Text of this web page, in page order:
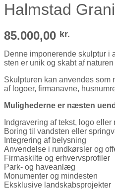
Halmstad
85.000,00 kr.
Denne imponerende skulptur i
sten er unik og skabt af
Skulpturen kan anvendes som
af logoer, firmanavne,
Mulighederne er næsten
Indgravering af tekst, logo eller
Boring til vandsten eller
Integrering af belysning
Anvendelse i rundkørsler og
Firmaskilte og erhvervsprofiler
Park- og haveanlæg
Monumenter og mindesten
Eksklusive landskabsprojekter